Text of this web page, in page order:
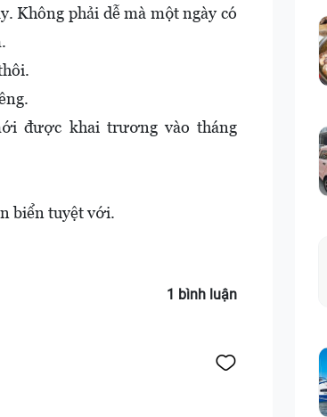
Không phải dễ mà một ngày có
được khai trương vào tháng
biển tuyệt với.
1 bình luận